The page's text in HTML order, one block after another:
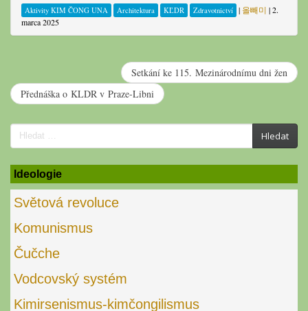
Aktivity KIM ČONG UNA Architektura KĽDR Zdravotnictví | 올빼미 |2.
marca 2025
Setkání ke 115. Mezinárodnímu dni žen
Přednáška o KLDR v Praze-Libni
Search
for:
Hledat
Ideologie
Světová revoluce
Komunismus
Čučche
Vodcovský systém
Kimirsenismus-kimčongilismus